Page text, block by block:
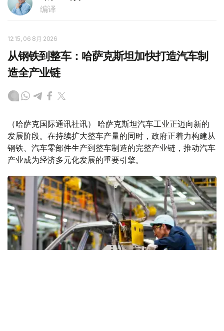
编译
12:15, 06 8月 2026
从钢铁到整车：哈萨克斯坦加快打造汽车制
造全产业链
（哈萨克国际通讯社讯） 哈萨克斯坦汽车工业正迈向新的
发展阶段。在持续扩大整车产量的同时，政府正着力构建从
钢铁、汽车零部件生产到整车制造的完整产业链，推动汽车
产业成为经济多元化发展的重要引擎。